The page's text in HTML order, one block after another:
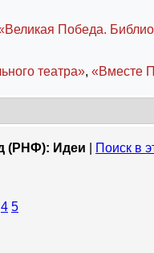
Победа.
театра», «Вместе
(РНФ): Идеи
Поиск в
4 5